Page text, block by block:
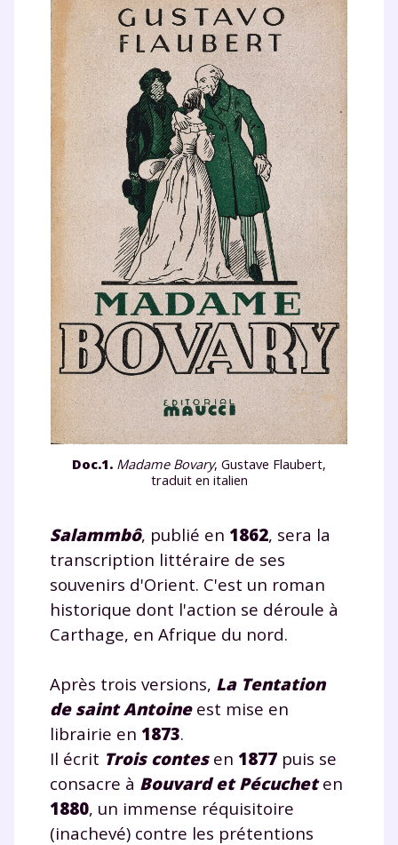
Doc.1. Madame Bovary, Gustave Flaubert,
traduit en italien
Salammbô, publié en 1862, sera la
transcription littéraire de ses
souvenirs d'Orient. C'est un roman
historique dont l'action se déroule à
Carthage, en Afrique du nord.
Après trois versions, La Tentation
de saint Antoineest mise en
librairie en 1873.
Il écrit Trois contesen 1877 puis se
consacre à Bouvard et Pécucheten
1880, un immense réquisitoire
(inachevé) contre les prétentions